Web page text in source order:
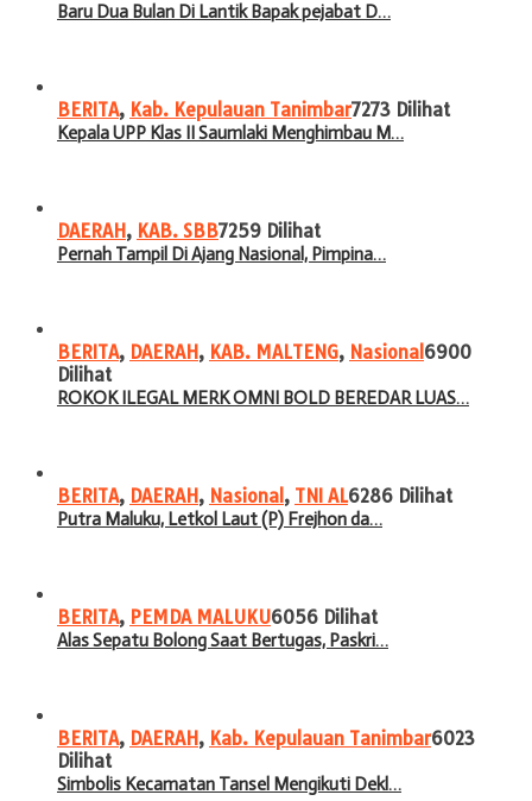
Baru Dua Bulan Di Lantik Bapak pejabat D…
BERITA, Kab. Kepulauan Tanimbar7273 Dilihat
Kepala UPP Klas II Saumlaki Menghimbau M…
DAERAH, KAB. SBB7259 Dilihat
Pernah Tampil Di Ajang Nasional, Pimpina…
BERITA, DAERAH, KAB. MALTENG, Nasional 6900
Dilihat
ROKOK ILEGAL MERK OMNI BOLD BEREDAR LUAS…
BERITA, DAERAH, Nasional , TNI AL6286 Dilihat
Putra Maluku, Letkol Laut (P) Frejhon da…
BERITA, PEMDA MALUKU6056 Dilihat
Alas Sepatu Bolong Saat Bertugas, Paskri…
BERITA, DAERAH, Kab. Kepulauan Tanimbar6023
Dilihat
Simbolis Kecamatan Tansel Mengikuti Dekl…